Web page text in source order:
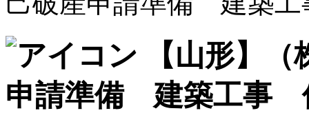
【山形】
申請準備 建築工事